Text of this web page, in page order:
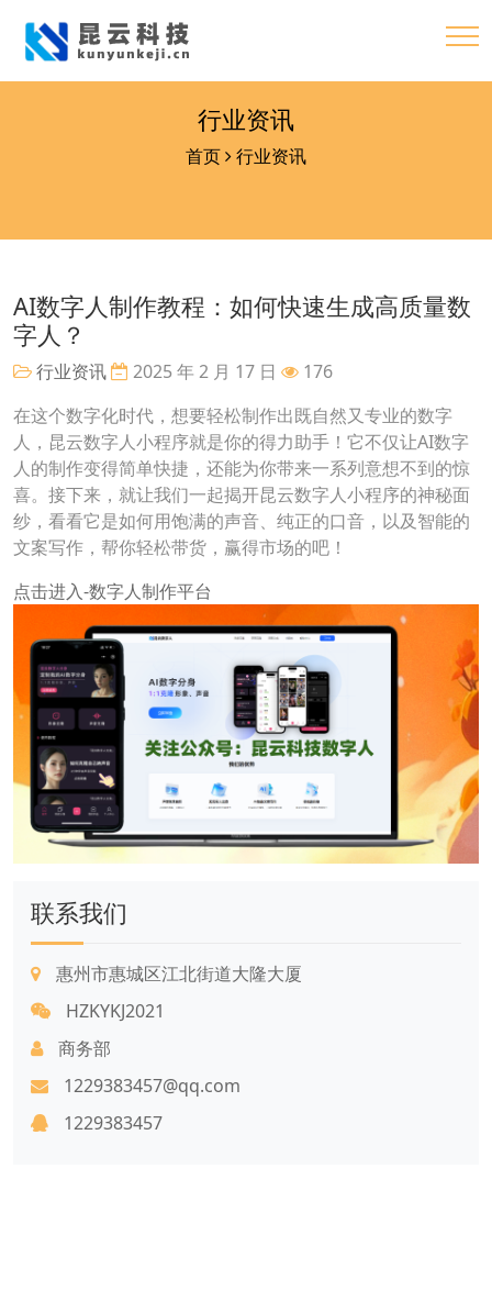
行业资讯
首页 行业资讯
AI数字人制作教程：如何快速生成高质量数
字人？
行业资讯 2025 年 2 月 17 日
176
在这个数字化时代，想要轻松制作出既自然又专业的数字
人，昆云数字人小程序就是你的得力助手！它不仅让AI数字
人的制作变得简单快捷，还能为你带来一系列意想不到的惊
喜。接下来，就让我们一起揭开昆云数字人小程序的神秘面
纱，看看它是如何用饱满的声音、纯正的口音，以及智能的
文案写作，帮你轻松带货，赢得市场的吧！
点击进入-数字人制作平台
联系我们
惠州市惠城区江北街道大隆大厦
HZKYKJ2021
商务部
1229383457@qq.com
1229383457